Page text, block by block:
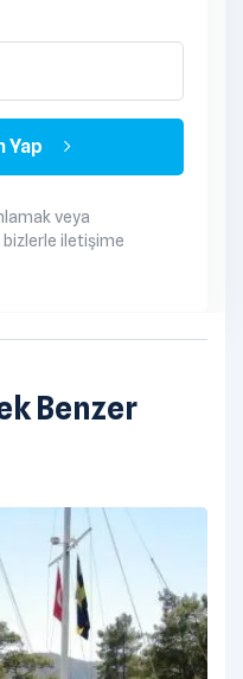
içecekler hariç
Alkollü içeceklerinizi
getirebilirsiniz.
tekne
Yap
veya
bizlerle iletişime
Benzer